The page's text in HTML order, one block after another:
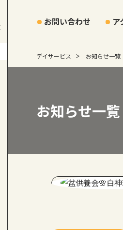
お問い合わせ ア
デイサービス お知らせ一覧
お知らせ一覧